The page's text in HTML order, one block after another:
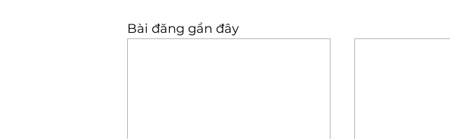
Bài đăng gần đây